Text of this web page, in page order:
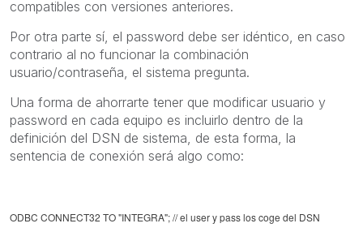
compatibles con versiones anteriores.
Por otra parte sí, el password debe ser idéntico, en caso
contrario al no funcionar la combinación
usuario/contraseña, el sistema pregunta.
Una forma de ahorrarte tener que modificar usuario y
password en cada equipo es incluirlo dentro de la
definición del DSN de sistema, de esta forma, la
sentencia de conexión será algo como:
ODBC CONNECT32 TO "INTEGRA"; // el user y pass los coge del DSN